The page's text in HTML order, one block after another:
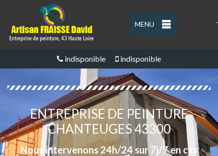
MENU '
indisponible indisponible
ENTREPRISE DE PEINTURE
CHANTEUGES 43300
Nous intervenons 24h/24 sur 7j/7 en cas